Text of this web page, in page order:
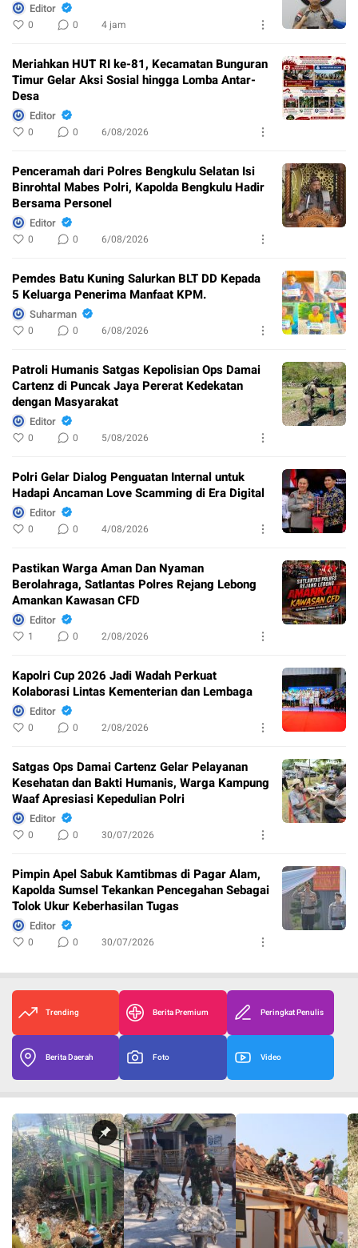
Editor
0 0 4 jam
Meriahkan HUT RI ke-81, Kecamatan Bunguran
Timur Gelar Aksi Sosial hingga Lomba Antar-
Desa
Editor
0 0 6/08/2026
Penceramah dari Polres Bengkulu Selatan Isi
Binrohtal Mabes Polri, Kapolda Bengkulu Hadir
Bersama Personel
Editor
0 0 6/08/2026
Pemdes Batu Kuning Salurkan BLT DD Kepada
5 Keluarga Penerima Manfaat KPM.
Suharman
0 0 6/08/2026
Patroli Humanis Satgas Kepolisian Ops Damai
Cartenz di Puncak Jaya Pererat Kedekatan
dengan Masyarakat
Editor
0 0 5/08/2026
Polri Gelar Dialog Penguatan Internal untuk
Hadapi Ancaman Love Scamming di Era Digital
Editor
0 0 4/08/2026
Pastikan Warga Aman Dan Nyaman
Berolahraga, Satlantas Polres Rejang Lebong
Amankan Kawasan CFD
Editor
1 0 2/08/2026
Kapolri Cup 2026 Jadi Wadah Perkuat
Kolaborasi Lintas Kementerian dan Lembaga
Editor
0 0 2/08/2026
Satgas Ops Damai Cartenz Gelar Pelayanan
Kesehatan dan Bakti Humanis, Warga Kampung
Waaf Apresiasi Kepedulian Polri
Editor
0 0 30/07/2026
Pimpin Apel Sabuk Kamtibmas di Pagar Alam,
Kapolda Sumsel Tekankan Pencegahan Sebagai
Tolok Ukur Keberhasilan Tugas
Editor
0 0 30/07/2026
Trending Berita Premium Peringkat Penulis
Berita Daerah Foto Video